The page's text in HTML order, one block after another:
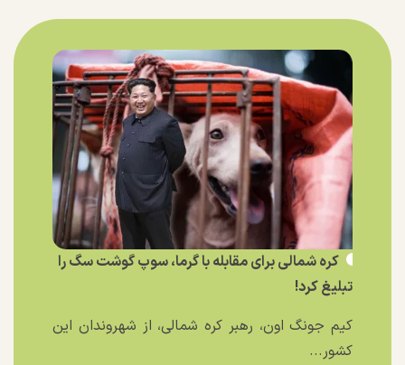
کره شمالی برای مقابله با گرما، سوپ گوشت سگ را
تبلیغ کرد!
کیم جونگ اون، رهبر کره شمالی، از شهروندان این
کشور...